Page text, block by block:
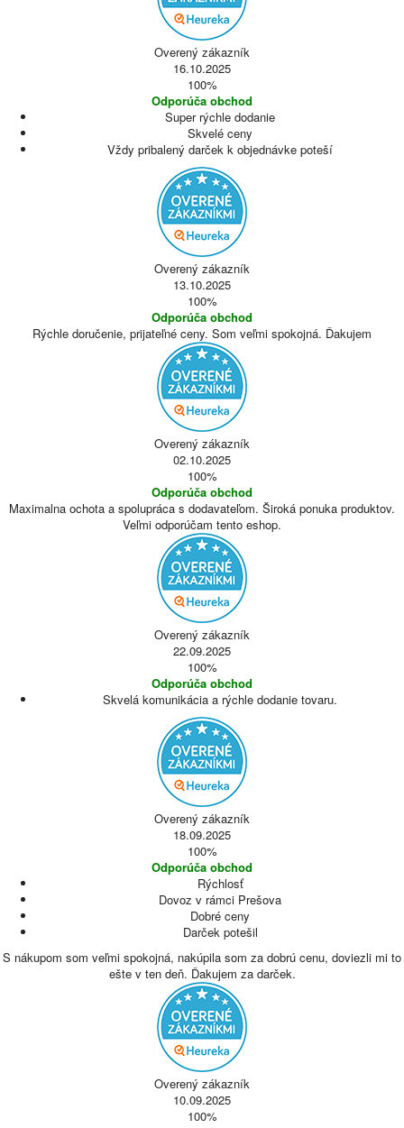
Overený zákazník
16.10.2025
100%
Odporúča obchod
Super rýchle dodanie
Skvelé ceny
Vždy pribalený darček k objednávke poteší
Overený zákazník
13.10.2025
100%
Odporúča obchod
Rýchle doručenie, prijateľné ceny. Som veľmi spokojná. Ďakujem
Overený zákazník
02.10.2025
100%
Odporúča obchod
Maximalna ochota a spolupráca s dodavateľom. Široká ponuka produktov.
Veľmi odporúčam tento eshop.
Overený zákazník
22.09.2025
100%
Odporúča obchod
Skvelá komunikácia a rýchle dodanie tovaru.
Overený zákazník
18.09.2025
100%
Odporúča obchod
Rýchlosť
Dovoz v rámci Prešova
Dobré ceny
Darček potešil
S nákupom som veľmi spokojná, nakúpila som za dobrú cenu, doviezli mi to
ešte v ten deň. Ďakujem za darček.
Overený zákazník
10.09.2025
100%